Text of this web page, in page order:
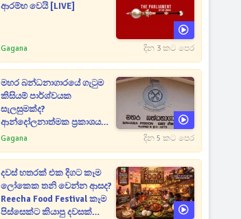
ආරම්භ වෙයි [LIVE]
Gagana දින 3 කට පෙර
මහර බන්ධනාගාරයේ ගැටුම
කිසියම් පාර්ශ්වයක
සැලසුමක්ද?
ආන්දෝලනාත්මක ප්‍රකාශයක්
එළියට [VIDEO]
Gagana දින 5 කට පෙර
දවස් හතරක් එක දිගට කෑම
ලෝකෙක තනි වෙන්න ආසද?
Reecha Food Festival කෑම
පිස්සෙක්ට කියාපු දවසක්